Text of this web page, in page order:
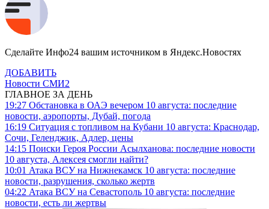
Сделайте Инфо24 вашим источником в Яндекс.Новостях
ДОБАВИТЬ
Новости СМИ2
ГЛАВНОЕ ЗА ДЕНЬ
19:27 Обстановка в ОАЭ вечером 10 августа: последние
новости, аэропорты, Дубай, погода
16:19 Ситуация с топливом на Кубани 10 августа: Краснодар,
Сочи, Геленджик, Адлер, цены
14:15 Поиски Героя России Асылханова: последние новости
10 августа, Алексея смогли найти?
10:01 Атака ВСУ на Нижнекамск 10 августа: последние
новости, разрушения, сколько жертв
04:22 Атака ВСУ на Севастополь 10 августа: последние
новости, есть ли жертвы